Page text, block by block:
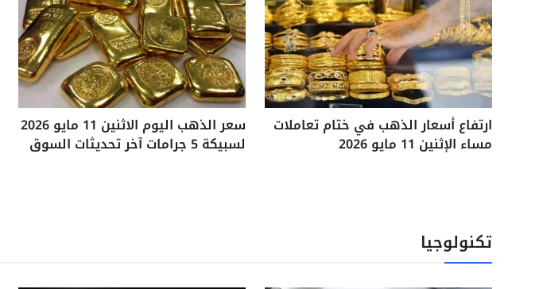
ارتفاع أسعار الذهب في ختام تعاملات
مساء الإثنين 11 مايو 2026
سعر الذهب اليوم الاثنين 11 مايو 2026
لسبيكة 5 جرامات آخر تحديثات السوق
تكنولوجيا